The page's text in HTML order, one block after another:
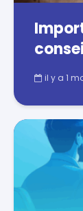
il y a 1